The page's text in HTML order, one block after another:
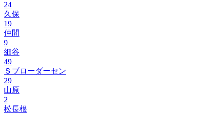
24
久保
19
仲間
9
細谷
49
Ｓブローダーセン
29
山原
2
松長根